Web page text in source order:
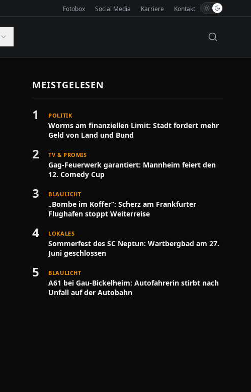
Fotobox Social Media Karriere Kontakt
MEISTGELESEN
1 POLITIK
Worms am finanziellen Limit: Stadt fordert mehr
Geld von Land und Bund
2 TV & PROMIS
Gag-Feuerwerk garantiert: Mannheim feiert den
12. Comedy Cup
3 BLAULICHT
„Bombe im Koffer“: Scherz am Frankfurter
Flughafen stoppt Weiterreise
4 LOKALES
Sommerfest des SC Neptun: Wartbergbad am 27.
Juni geschlossen
5 BLAULICHT
A61 bei Gau-Bickelheim: Autofahrerin stirbt nach
Unfall auf der Autobahn